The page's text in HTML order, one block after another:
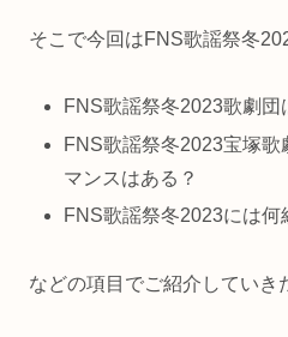
そこで今回はFNS歌謡祭冬
FNS歌謡祭冬2023歌劇団
FNS歌謡祭冬2023宝塚
マンスはある？
FNS歌謡祭冬2023には何
などの項目でご紹介していき